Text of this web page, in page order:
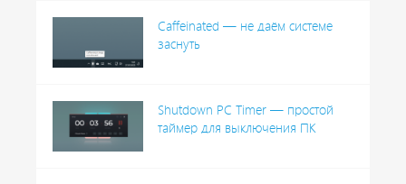
Caffeinated — не даём системе
заснуть
Shutdown PC Timer — простой
таймер для выключения ПК